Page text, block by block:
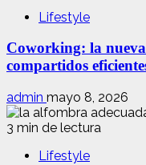
Lifestyle
Coworking: la
compartidos
admin mayo 8, 2026
3 min de lectura
Lifestyle